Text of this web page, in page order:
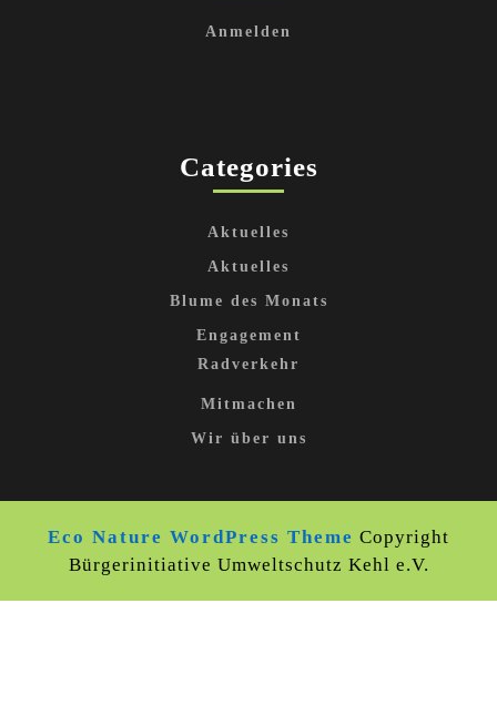
Anmelden
Categories
Aktuelles
Aktuelles
Blume des Monats
Engagement
Radverkehr
Mitmachen
Wir über uns
Eco Nature WordPress Theme Copyright
Bürgerinitiative Umweltschutz Kehl e.V.